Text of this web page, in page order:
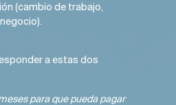
(cambio de trabajo,
a estas dos
para que pueda pagar